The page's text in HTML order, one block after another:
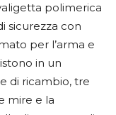
polimerica
sicurezza con
per l’arma e
in un
di ricambio, tre
mire e la